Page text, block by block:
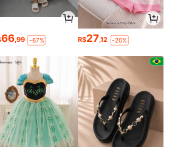
66,99 -67% R$27,12 -20%